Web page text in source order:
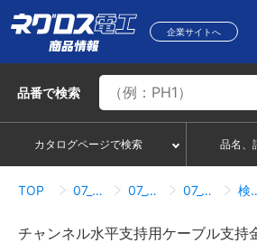
企業サイトへ
品番で検索
カタログページで検索 品名、
TOP 07_ハンガー・サポートシステム 07_05_ダクター配管配線部材 07_05_08_ケーブル支持（チャンネル用ケーブル支持金具） 検索
チャンネル水平支持用ケーブル支持